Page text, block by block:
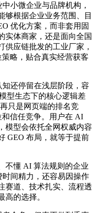
小微企业与品牌机构，
够根据企业业务范围、目
优化方案，而非套用固
实体商家，还是面向全国
供应链批发的工业厂家，
略，贴合真实经营获客
还停留在浅层阶段，容
型生态下的核心逻辑差
只是网页端的排名竞
信任竞争。用户在 AI
模型会依托全网权威内容
GEO 布局，就等于提前
不懂 AI 算法规则的企业
间精力，还容易因操作
赛道、技术扎实、流程透
高的选择。